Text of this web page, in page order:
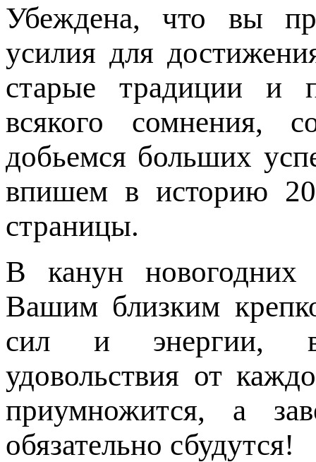
Убеждена, что вы
усилия для
старые традиции и
всякого сомнения,
добьемся больших
впишем в историю
страницы.
В канун
Вашим близким
сил и энергии,
удовольствия от
приумножится, а
обязательно сбудутся!